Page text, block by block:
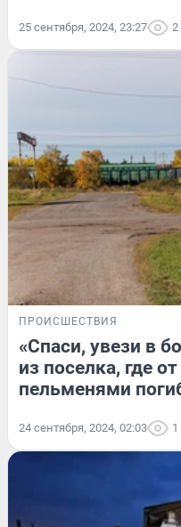
25 сентября, 2024, 23:27 2
ПРОИСШЕСТВИЯ
«Спаси, увези в
из поселка, где
пельменями
24 сентября, 2024, 02:03 1